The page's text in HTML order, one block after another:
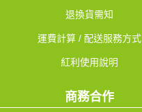
退換貨需知
運費計算 / 配送服務方式
紅利使用說明
商務合作